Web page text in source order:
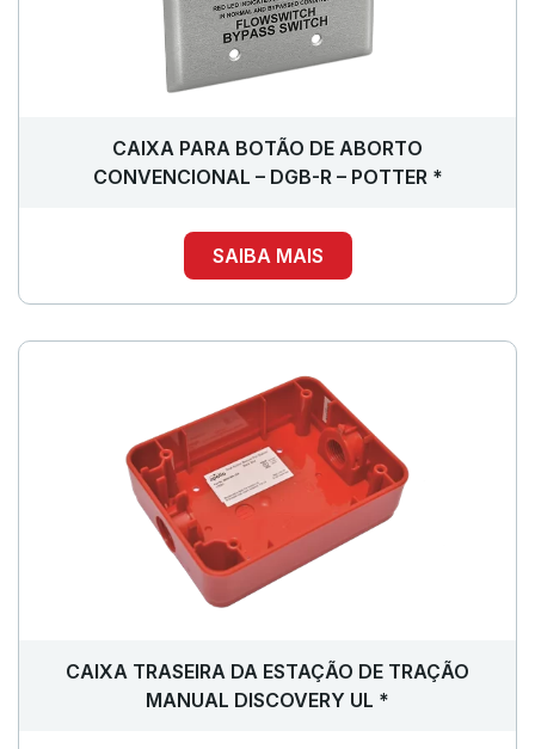
CAIXA PARA BOTÃO DE ABORTO
CONVENCIONAL – DGB-R – POTTER *
SAIBA MAIS
CAIXA TRASEIRA DA ESTAÇÃO DE TRAÇÃO
MANUAL DISCOVERY UL *